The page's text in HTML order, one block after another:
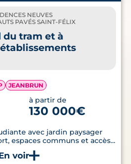
NEUVES
PAVÉS SAINT-FÉLIX
du tram et à
JEANBRUN
à partir de
130 000€
avec jardin paysager
espaces communs et accès
au tram.